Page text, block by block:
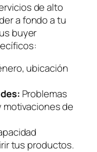
de alto
a fondo a tu
buyer
ubicación
Problemas
de
tus productos.